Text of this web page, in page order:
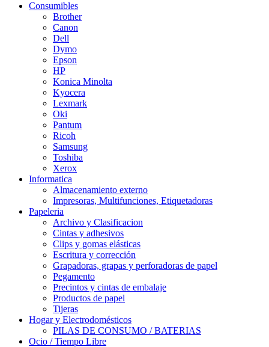
Consumibles
Brother
Canon
Dell
Dymo
Epson
HP
Konica Minolta
Kyocera
Lexmark
Oki
Pantum
Ricoh
Samsung
Toshiba
Xerox
Informatica
Almacenamiento externo
Impresoras, Multifunciones, Etiquetadoras
Papeleria
Archivo y Clasificacion
Cintas y adhesivos
Clips y gomas elásticas
Escritura y corrección
Grapadoras, grapas y perforadoras de papel
Pegamento
Precintos y cintas de embalaje
Productos de papel
Tijeras
Hogar y Electrodomésticos
PILAS DE CONSUMO / BATERIAS
Ocio / Tiempo Libre